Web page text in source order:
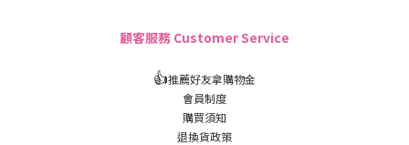
顧客服務 Customer Service
👍推薦好友拿購物金
會員制度
購買須知
退換貨政策